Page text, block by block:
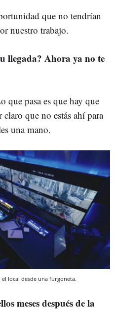
que no tendrían
nuestro trabajo.
llegada? Ahora ya no te
que pasa es que hay que
que no estás ahí para
una mano.
local desde una furgoneta.
meses después de la